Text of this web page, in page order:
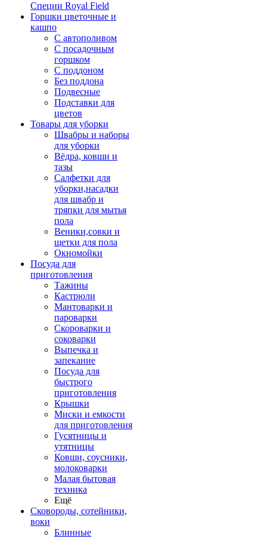
Специи Royal Field
Горшки цветочные и
кашпо
С автополивом
С посадочным
горшком
С поддоном
Без поддона
Подвесные
Подставки для
цветов
Товары для уборки
Швабры и наборы
для уборки
Вёдра, ковши и
тазы
Салфетки для
уборки,насадки
для швабр и
тряпки для мытья
пола
Веники,совки и
щетки для пола
Окномойки
Посуда для
приготовления
Тажины
Кастрюли
Мантоварки и
пароварки
Скороварки и
соковарки
Выпечка и
запекание
Посуда для
быстрого
приготовления
Крышки
Миски и емкости
для приготовления
Гусятницы и
утятницы
Ковши, соусники,
молоковарки
Малая бытовая
техника
Ещё
Сковороды, сотейники,
воки
Блинные